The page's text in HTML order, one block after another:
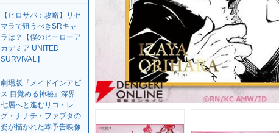
【ヒロサバ：攻略】リセ
マラで狙うべきSRキャ
ラは？【僕のヒーローア
カデミア UNITED
SURVIVAL】
劇場版『メイドインアビ
ス 目覚める神秘』深界
七層へと進むリコ・レ
グ・ナナチ・ファプタの
姿が描かれた本予告映像